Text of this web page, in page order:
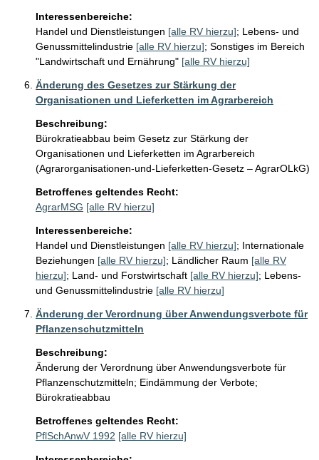
Interessenbereiche:
Handel und Dienstleistungen [alle RV hierzu]; Lebens- und
Genussmittelindustrie [alle RV hierzu]; Sonstiges im Bereich
"Landwirtschaft und Ernährung" [alle RV hierzu]
Änderung des Gesetzes zur Stärkung der
Organisationen und Lieferketten im Agrarbereich
Beschreibung:
Bürokratieabbau beim Gesetz zur Stärkung der
Organisationen und Lieferketten im Agrarbereich
(Agrarorganisationen-und-Lieferketten-Gesetz – AgrarOLkG)
Betroffenes geltendes Recht:
AgrarMSG [alle RV hierzu]
Interessenbereiche:
Handel und Dienstleistungen [alle RV hierzu]; Internationale
Beziehungen [alle RV hierzu]; Ländlicher Raum [alle RV
hierzu]; Land- und Forstwirtschaft [alle RV hierzu]; Lebens-
und Genussmittelindustrie [alle RV hierzu]
Änderung der Verordnung über Anwendungsverbote für
Pflanzenschutzmitteln
Beschreibung:
Änderung der Verordnung über Anwendungsverbote für
Pflanzenschutzmitteln; Eindämmung der Verbote;
Bürokratieabbau
Betroffenes geltendes Recht:
PflSchAnwV 1992 [alle RV hierzu]